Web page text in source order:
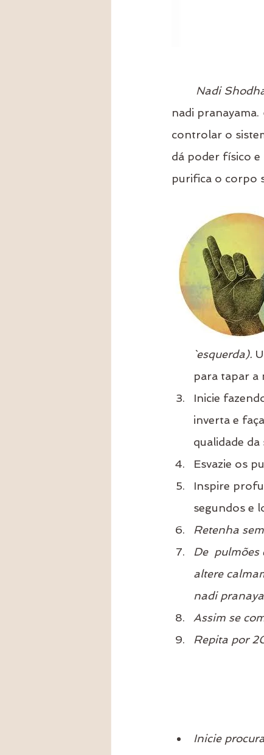
Nadi
nadi pranayama.
controlar o
dá poder físico
purifica o corpo
`esquerda).
para tapar a
Inicie
inverta e
qualidade da
Esvazie os
Inspire
segundos e
Retenha
De
altere
nadi
Assim se
Repita por
Inicie